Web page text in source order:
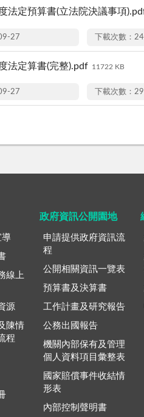
法定預算書(立法院決議事項
27 下載次數：
法定算書(完整).pdf 11722 KB
27 下載次數：
導
線上
源
陳情
程
政府資訊公開園地
申請提供政府資訊流
程
公開相關資訊一覽表
預算書及決算書
工作計畫及研究報告
公務出國報告
機關內部保有及管理
個人資料項目彙整表
國家賠償事件收結情
形表
內部控制聲明書